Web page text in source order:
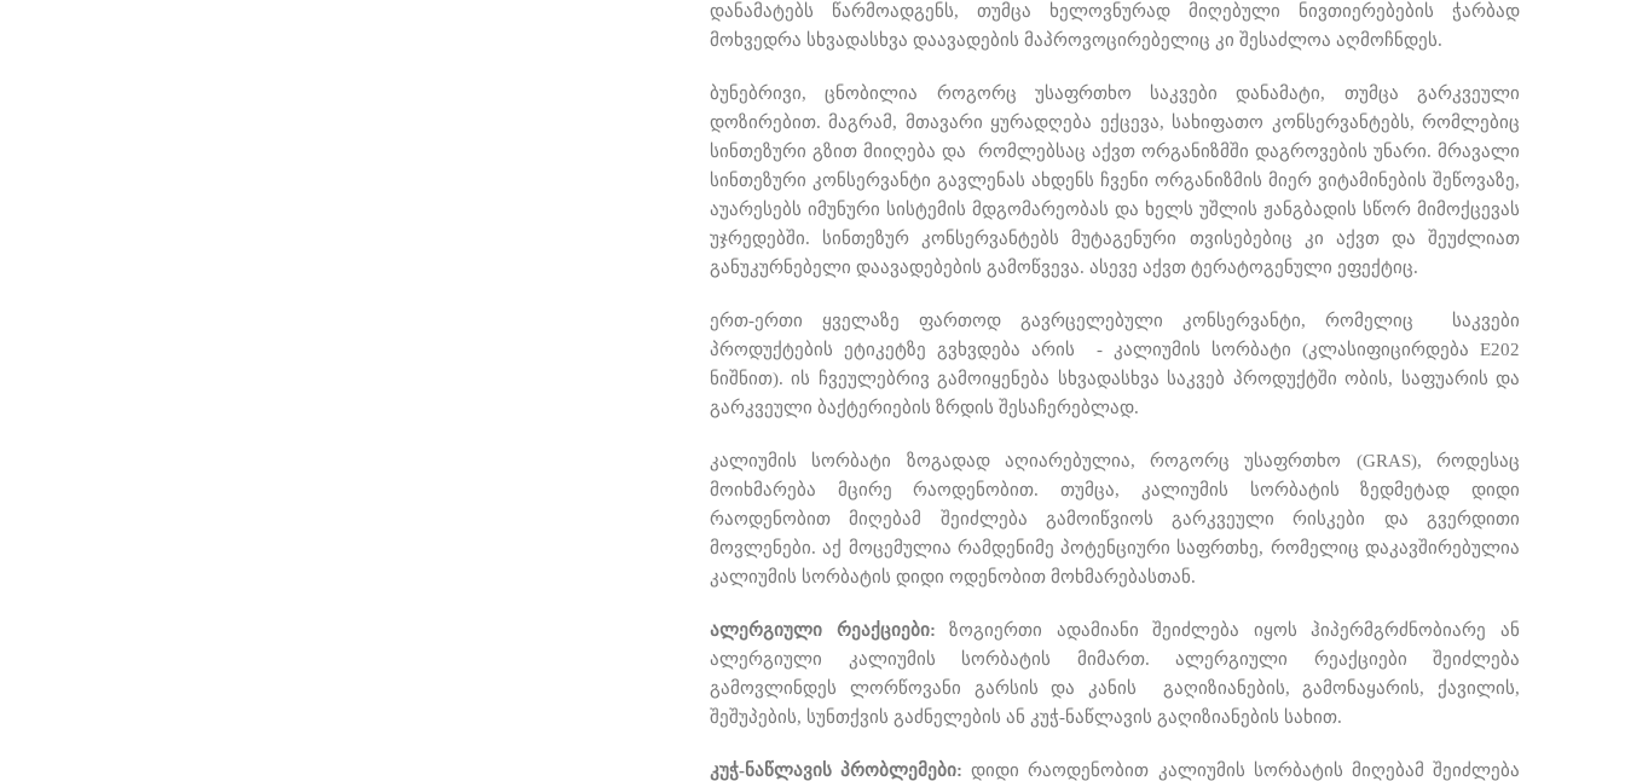
დანამატებს წარმოადგენს, თუმცა ხელოვნურად მიღებული ნივთიერებების ჭარბად
მოხვედრა სხვადასხვა დაავადების მაპროვოცირებელიც კი შესაძლოა აღმოჩნდეს.
ბუნებრივი, ცნობილია როგორც უსაფრთხო საკვები დანამატი, თუმცა გარკვეული
დოზირებით. მაგრამ, მთავარი ყურადღება ექცევა, სახიფათო კონსერვანტებს, რომლებიც
სინთეზური გზით მიიღება და რომლებსაც აქვთ ორგანიზმში დაგროვების უნარი. მრავალი
სინთეზური კონსერვანტი გავლენას ახდენს ჩვენი ორგანიზმის მიერ ვიტამინების შეწოვაზე,
აუარესებს იმუნური სისტემის მდგომარეობას და ხელს უშლის ჟანგბადის სწორ მიმოქცევას
უჯრედებში. სინთეზურ კონსერვანტებს მუტაგენური თვისებებიც კი აქვთ და შეუძლიათ
განუკურნებელი დაავადებების გამოწვევა. ასევე აქვთ ტერატოგენული ეფექტიც.
ერთ-ერთი ყველაზე ფართოდ გავრცელებული კონსერვანტი, რომელიც საკვები
პროდუქტების ეტიკეტზე გვხვდება არის - კალიუმის სორბატი (კლასიფიცირდება E202
ნიშნით). ის ჩვეულებრივ გამოიყენება სხვადასხვა საკვებ პროდუქტში ობის, საფუარის და
გარკვეული ბაქტერიების ზრდის შესაჩერებლად.
კალიუმის სორბატი ზოგადად აღიარებულია, როგორც უსაფრთხო (GRAS), როდესაც
მოიხმარება მცირე რაოდენობით. თუმცა, კალიუმის სორბატის ზედმეტად დიდი
რაოდენობით მიღებამ შეიძლება გამოიწვიოს გარკვეული რისკები და გვერდითი
მოვლენები. აქ მოცემულია რამდენიმე პოტენციური საფრთხე, რომელიც დაკავშირებულია
კალიუმის სორბატის დიდი ოდენობით მოხმარებასთან.
ალერგიული რეაქციები:ზოგიერთი ადამიანი შეიძლება იყოს ჰიპერმგრძნობიარე ან
ალერგიული კალიუმის სორბატის მიმართ. ალერგიული რეაქციები შეიძლება
გამოვლინდეს ლორწოვანი გარსის და კანის გაღიზიანების, გამონაყარის, ქავილის,
შეშუპების, სუნთქვის გაძნელების ან კუჭ-ნაწლავის გაღიზიანების სახით.
კუჭ-ნაწლავის პრობლემები: დიდი რაოდენობით კალიუმის სორბატის მიღებამ შეიძლება